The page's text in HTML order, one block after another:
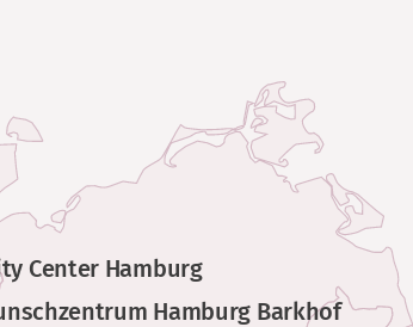
Center Hamburg
Hamburg Barkhof